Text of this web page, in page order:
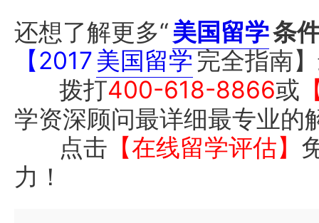
还想了解更多“ 美国留学条
【2017 美国留学 完全指南
拨打400-618-8866或
学资深顾问最详细最专业的
点击 【在线留学评估】
力！